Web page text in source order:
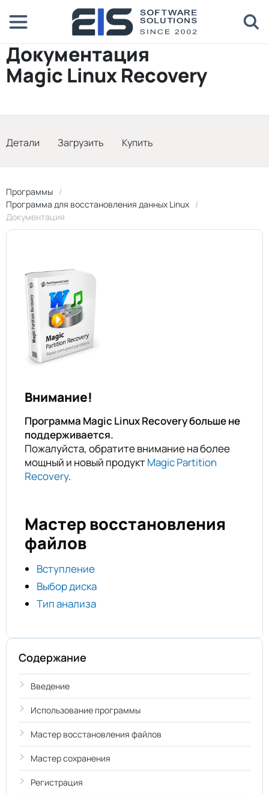
Документация
Magic Linux Recovery
Детали Загрузить Купить
Программы
Программа для восстановления данных Linux
Документация
Внимание!
Программа Magic Linux Recovery больше не
поддерживается.
Пожалуйста, обратите внимание на более
мощный и новый продуктMagic Partition
Recovery.
Мастер восстановления
файлов
Вступление
Выбор диска
Тип анализа
Содержание
Введение
Использование программы
Мастер восстановления файлов
Мастер сохранения
Регистрация